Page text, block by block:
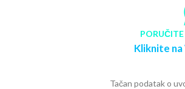
Kliknite
Tačan podatak o